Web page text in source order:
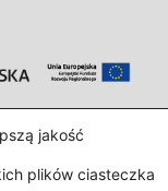
jakość
plików ciasteczka